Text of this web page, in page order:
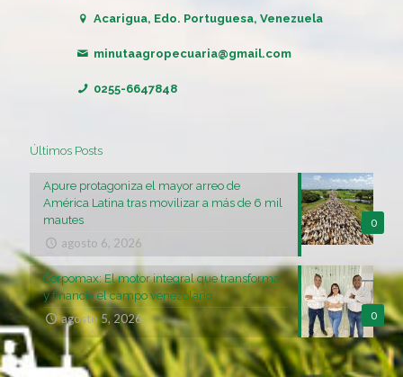
Acarigua, Edo. Portuguesa, Venezuela
minutaagropecuaria@gmail.com
0255-6647848
Últimos Posts
0
Apure protagoniza el mayor arreo de
América Latina tras movilizar a más de 6 mil
mautes
agosto 6, 2026
0
Corpomax: El motor integral que transforma
y financia el campo venezolano
agosto 5, 2026